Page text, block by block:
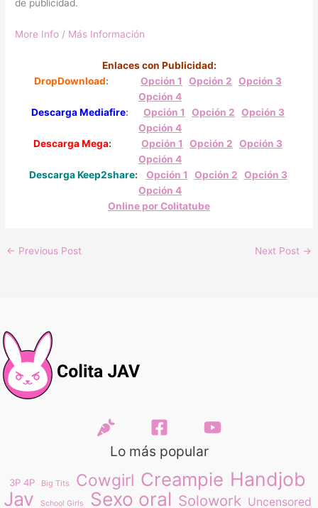
de publicidad.
More Info / Más Información
Enlaces con Publicidad:
DropDownload: Opción 1 Opción 2
Opción 3
Opción 4
Descarga Mediafire: Opción 1 Opción 2
Opción 3
Opción 4
Descarga Mega: Opción 1 Opción 2
Opción 3
Opción 4
Descarga Keep2share: Opción 1 Opción 2 Opción 3
Opción 4
Online por Colitatube
← Previous Post Next Post →
Lo más popular
3P 4P Big Tits Cowgirl Creampie Handjob
Jav
School Girls Sexo oral Solowork Uncensored